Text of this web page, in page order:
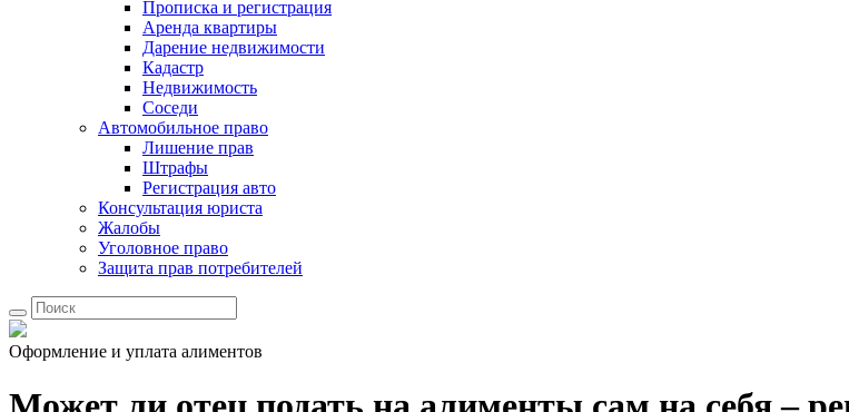
Прописка и регистрация
Аренда квартиры
Дарение недвижимости
Кадастр
Недвижимость
Соседи
Автомобильное право
Лишение прав
Штрафы
Регистрация авто
Консультация юриста
Жалобы
Уголовное право
Защита прав потребителей
Оформление и уплата алиментов